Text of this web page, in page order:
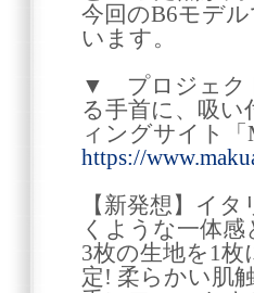
今回のB6モデ
います。
▼ プロジェク
る手首に、吸
ィングサイト「
https://
【新発想】イ
くような一体
3枚の生地を1
定! 柔らかい肌